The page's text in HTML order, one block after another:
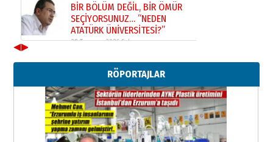
BİR BÖLÜM DEĞİL, BİR ÖMÜR
SEÇİYORSUNUZ… “NEDEN
ATATÜRK ÜNİVERSİTESİ?”
28 Temmuz 2026 Salı
Ahmed Yesevi’den bir Alperen…
”Reisimiz” idi… Hakka yürüdü.!
26 Mart 2026 Perşembe
Cem Bakırcı
Ardında bıraktığı hatıralarıyla
gönül adamı Faruk Terzioğlu!
◀▶
RÖPORTAJLAR